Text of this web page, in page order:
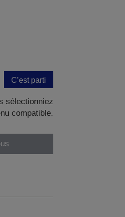
C’est parti
sélectionniez
compatible.